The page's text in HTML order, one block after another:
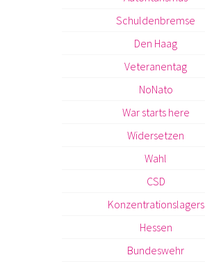
Schuldenbremse
Den Haag
Veteranentag
NoNato
War starts here
Widersetzen
Wahl
CSD
Konzentrationslagers
Hessen
Bundeswehr